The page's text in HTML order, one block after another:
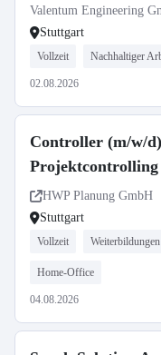
Valentum Engineering
Stuttgart
Vollzeit Nachhaltiger
02.08.2026
Controller (m/w/
Projektcontrolling
HWP Planung GmbH
Stuttgart
Vollzeit Weiterbildungen
Home-Office
04.08.2026